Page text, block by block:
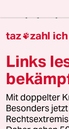
Der drohende
braucht es
und vor allem
für eine starke
kooperiert
Zentrum". Die
linke,
taz zahl ich
Links
Mit doppelter
Besonders